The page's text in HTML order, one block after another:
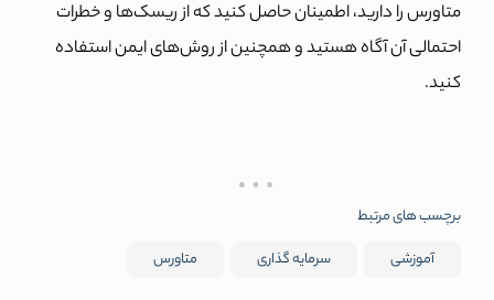
متاورس را دارید، اطمینان حاصل کنید که از ریسک‌ها و خطرات
احتمالی‌ آن آگاه هستید و همچنین از روش‌های ایمن استفاده
کنید.
برچسب های مرتبط
آموزشی
سرمایه گذاری متاورس